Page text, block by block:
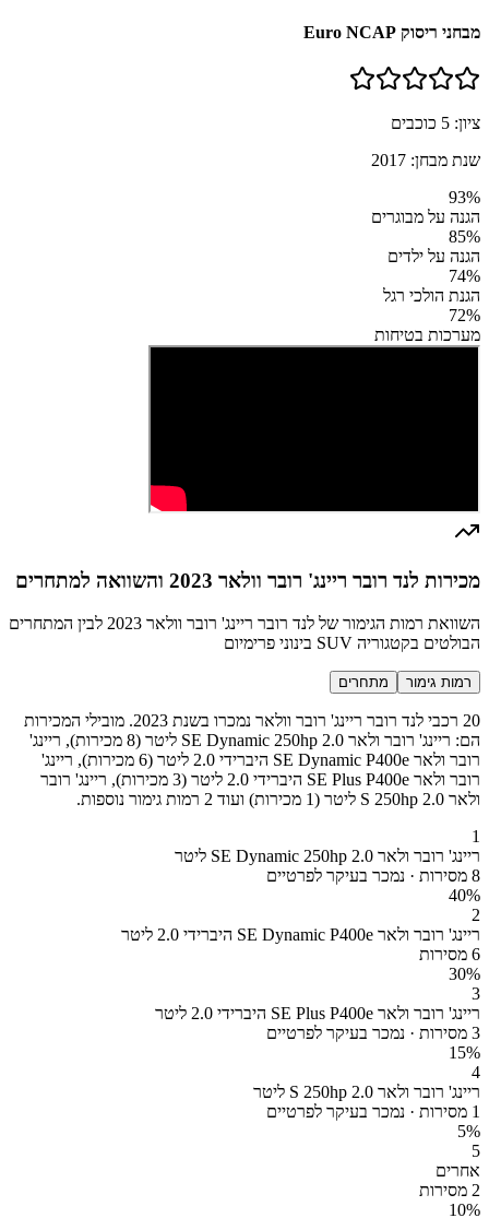
מבחני ריסוק Euro NCAP
ציון: 5 כוכבים
שנת מבחן: 2017
93%
הגנה על מבוגרים
85%
הגנה על ילדים
74%
הגנת הולכי רגל
72%
מערכות בטיחות
מכירות לנד רובר ריינג' רובר וולאר 2023 והשוואה למתחרים
השוואת רמות הגימור של לנד רובר ריינג' רובר וולאר 2023 לבין המתחרים
הבולטים בקטגוריה SUV בינוני פרימיום
רמות גימור מתחרים
20 רכבי לנד רובר ריינג' רובר וולאר נמכרו בשנת 2023. מובילי המכירות
הם: ריינג' רובר ולאר SE Dynamic 250hp 2.0 ליטר (8 מכירות), ריינג'
רובר ולאר SE Dynamic P400e היברידי 2.0 ליטר (6 מכירות), ריינג'
רובר ולאר SE Plus P400e היברידי 2.0 ליטר (3 מכירות), ריינג' רובר
ולאר S 250hp 2.0 ליטר (1 מכירות) ועוד 2 רמות גימור נוספות.
1
ריינג' רובר ולאר SE Dynamic 250hp 2.0 ליטר
8 מסירות · נמכר בעיקר לפרטיים
40%
2
ריינג' רובר ולאר SE Dynamic P400e היברידי 2.0 ליטר
6 מסירות
30%
3
ריינג' רובר ולאר SE Plus P400e היברידי 2.0 ליטר
3 מסירות · נמכר בעיקר לפרטיים
15%
4
ריינג' רובר ולאר S 250hp 2.0 ליטר
1 מסירות · נמכר בעיקר לפרטיים
5%
5
אחרים
2 מסירות
10%